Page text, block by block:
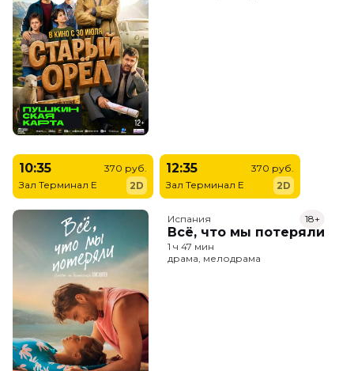
10:35
Зал Терминал E
370 руб.
2D
12:35
Зал Терминал E
370 руб.
2D
Испания
Всё, что мы потеряли
18+
1 ч 47 мин
драма, мелодрама